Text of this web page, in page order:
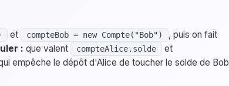
et compteBob = new Compte("Bob") , puis on fait
: que valent compteAlice.solde et
empêche le dépôt d'Alice de toucher le solde de Bob